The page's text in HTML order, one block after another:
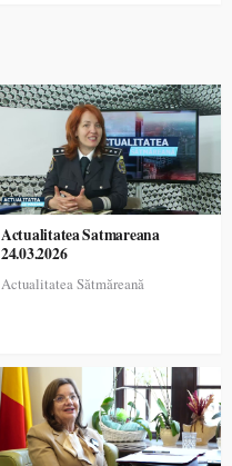
Actualitatea Satmareana
24.03.2026
Actualitatea Sătmăreană